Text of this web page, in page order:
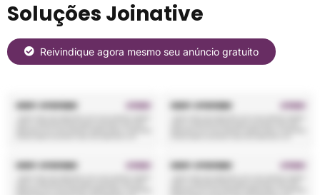
Soluções Joinative
Reivindique agora mesmo seu anúncio gratuito